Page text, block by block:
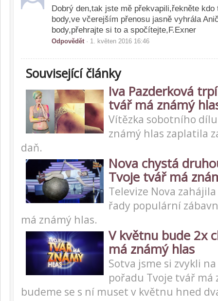
Dobrý den,tak jste mě překvapili,řekněte
body,ve včerejším přenosu jasně vyhrála
body,přehrajte si to a spočítejte,F.Exner
Odpovědět· 1. květen 2016 16:46
Související články
Iva Pazderková
tvář má známý
Vítězka sobotního
známý hlas zaplatila
daň.
Nova chystá
Tvoje tvář má
Televize Nova
řady populární
má známý hlas.
V květnu bude 2x
má známý hlas
Sotva jsme si zvykli
pořadu Tvoje tvář má
budeme se s ní muset v květnu hned